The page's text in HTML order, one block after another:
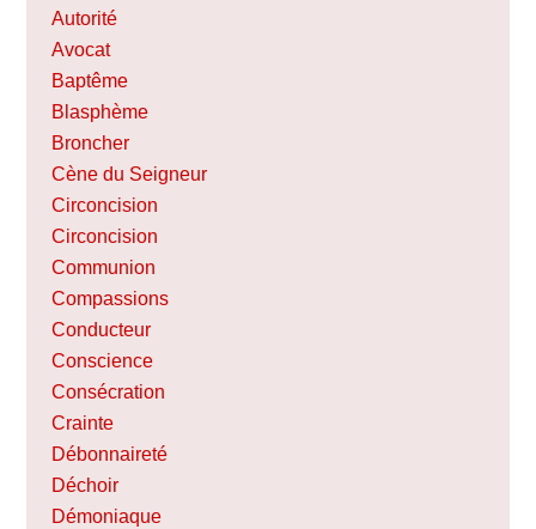
Autorité
Avocat
Baptême
Blasphème
Broncher
Cène du Seigneur
Circoncision
Circoncision
Communion
Compassions
Conducteur
Conscience
Consécration
Crainte
Débonnaireté
Déchoir
Démoniaque